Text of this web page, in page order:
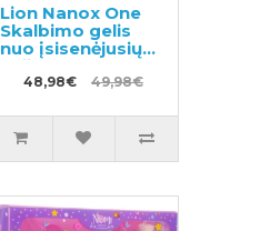
Lion Nanox One
Skalbimo gelis
nuo įsisenėjusių
nešvarumų 380g +
užpildas 1530g
48,98€ 49,98€